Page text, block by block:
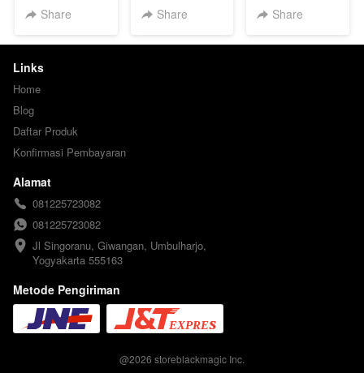
Share
Share
Share
Links
Home
Blog
Daftar Produk
Konfirmasi Pembayaran
Alamat
081225723082
081225723082
Jl Singoranu, Giwangan, Umbulharjo,
Yogyakarta 555163
Metode Pengiriman
@2026 storeblackmagic Inc.